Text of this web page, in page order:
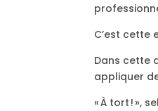
C’est cette
Dans cette
appliquer
« À tort ! »,